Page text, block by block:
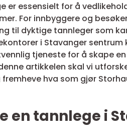
er essensielt for å
For innbyggere og
til dyktige tannleger som
i Stavanger
tjeneste for å skape
artikkelen skal vi
hva som gjør
en tannlege i